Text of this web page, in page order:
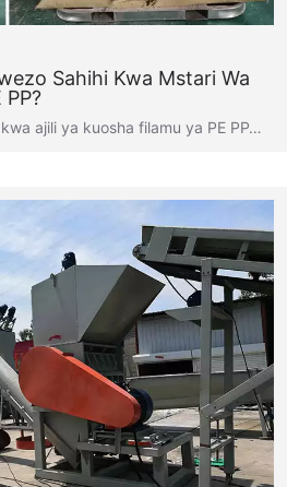
Sahihi Kwa Mstari Wa
PP?
ajili ya kuosha filamu ya PE PP…